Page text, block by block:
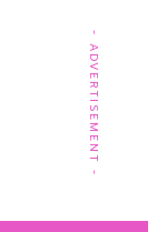
- ADVERTISEMENT -